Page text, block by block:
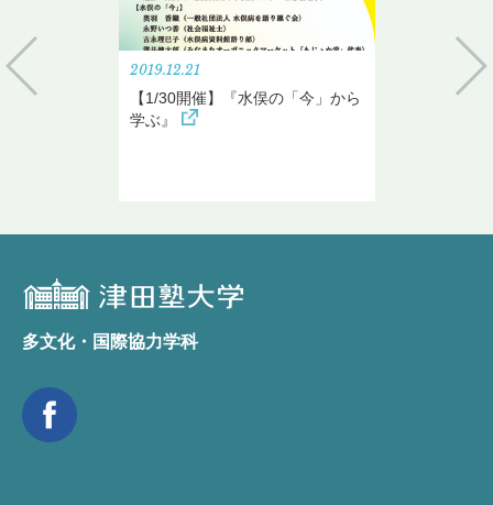
2019.12.21
【1/30開催】『水俣の「今」から
学ぶ』
多文化・国際協力学科